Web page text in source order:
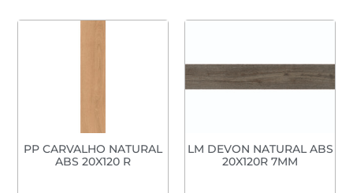
PP CARVALHO NATURAL
ABS 20X120 R
LM DEVON NATURAL ABS
20X120R 7MM